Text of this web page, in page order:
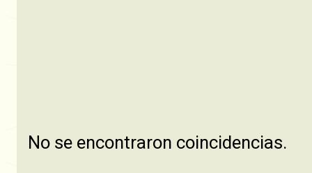
No se encontraron coincidencias.